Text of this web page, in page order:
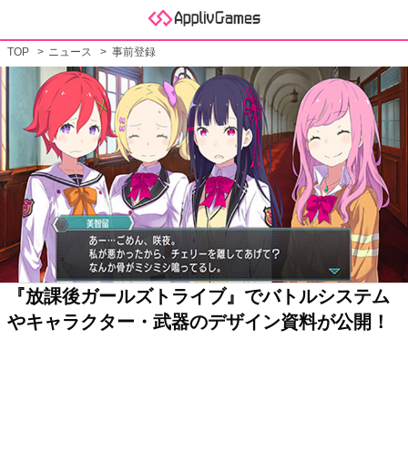
TOP ニュース 事前登録
『放課後ガールズトライブ』でバトルシステム
やキャラクター・武器のデザイン資料が公開！